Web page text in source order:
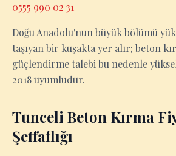
0555 990 02 31
Doğu Anadolu'nun büyük bölümü
taşıyan bir kuşakta yer alır; beton
güçlendirme talebi bu nedenle
2018 uyumludur.
Tunceli Beton Kırma
Şeffaflığı